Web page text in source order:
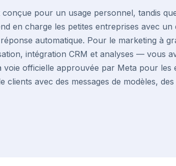
pour un usage personnel, tandis
en charge les petites entreprises avec un
automatique. Pour le marketing à
intégration CRM et analyses — vous
voie officielle approuvée par Meta pour les
clients avec des messages de modèles,